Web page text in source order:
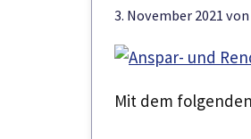
3. November 2021 von
Mit dem